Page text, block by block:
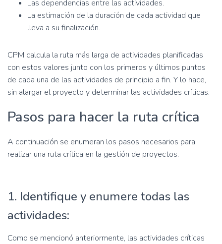
Las dependencias entre las actividades.
La estimación de la duración de cada actividad que
lleva a su finalización.
CPM calcula la ruta más larga de actividades planificadas
con estos valores junto con los primeros y últimos puntos
de cada una de las actividades de principio a fin. Y lo hace,
sin alargar el proyecto y determinar las actividades críticas.
Pasos para hacer la ruta crítica
A continuación se enumeran los pasos necesarios para
realizar una ruta crítica en la gestión de proyectos.
1. Identifique y enumere todas las
actividades:
Como se mencionó anteriormente, las actividades críticas